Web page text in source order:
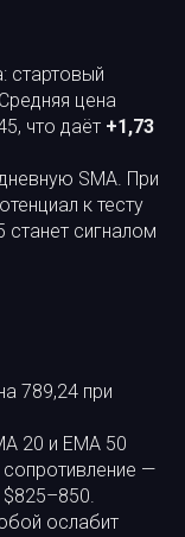
стартовый
цена
что даёт +1,73
SMA. При
к тесту
станет сигналом
789,24 при
20 и EMA 50
—
ослабит